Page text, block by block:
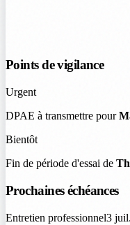
Points de vigilance
Urgent
DPAE à transmettre pour
Bientôt
Fin de période d'essai de
Prochaines échéances
Entretien professionnel3 juil.